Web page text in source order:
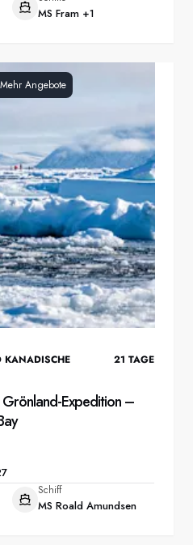
MS Fram +1
Mehr Angebote
KANADISCHE
21 TAGE
Expedition –
Schiff
MS Roald Amundsen